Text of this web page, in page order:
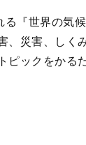
『世界の気
、災害、しく
ピックをかる